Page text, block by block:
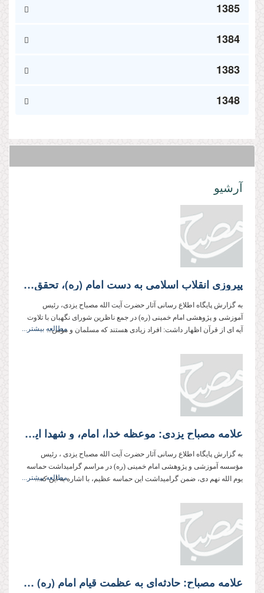
1385
1384
1383
1348
آرشیو
پیروزی انقلاب اسلامی به دست امام (ره)، تحقق وعده الهی بود؛ اما هیچ ضمانتی بر بقاء انقلاب وجود ندارد
به گزارش پایگاه اطلاع رسانی آثار حضرت آیت الله مصباح یزدی، رئیس
آموزشی و پژوهشی امام خمینی (ره) در جمع ناظرین شورای نگهبان با تلاوت
آیه ای از قرآن اظهار داشت: افراد زیادی هستند که مسلمان و مؤمن...مطالعه بیشتر...
علامه مصباح یزدی: موعظه خدا، امام، و شهدا این است که برای خدا قیام کنید
به گزارش پایگاه اطلاع رسانی آثار حضرت آیت الله مصباح یزدی ، رئیس
مؤسسه آموزشی و پژوهشی امام خمینی (ره) در مراسم گرامیداشت حماسه
یوم الله نهم دی، ضمن گرامیداشت این حماسه عظیم، با اشاره به این که...
مطالعه بیشتر...
علامه مصباح: حادثه‌ای به عظمت قیام امام (ره) در تاریخ ایران نمی شناسم/ بالاترین نعمت برای مردم ایران، وجود شخص رهبر انقلاب است